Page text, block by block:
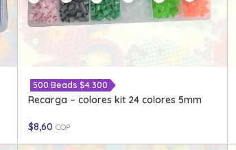
500 Beads $4.300
Recarga – colores kit 24 colores 5mm
$8,60 COP